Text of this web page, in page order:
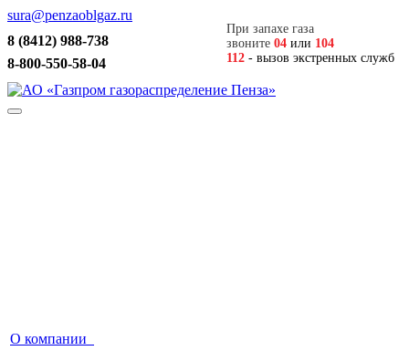
sura@penzaoblgaz.ru
8 (8412) 988-738
8-800-550-58-04
При запахе газа
звоните 04 или 104
112 - вызов экстренных служб
О компании